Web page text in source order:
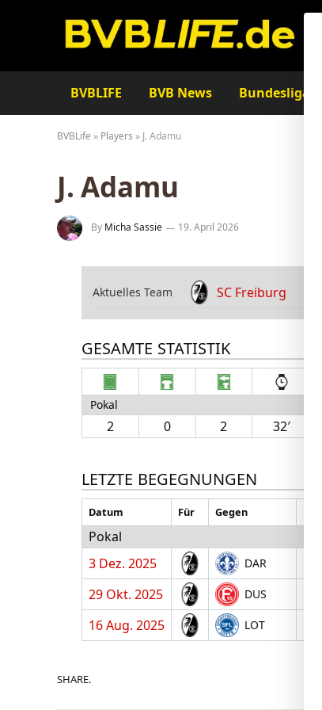
BVBLIFE BVB News Bundesliga
BVBLife » Players » J. Adamu
J. Adamu
By Micha Sassie 19. April 2026
Aktuelles Team SC Freiburg
GESAMTE STATISTIK
Pokal
2 0 2 32′
LETZTE BEGEGNUNGEN
Datum Für Gegen
Pokal
3 Dez. 2025
DAR
29 Okt. 2025
DUS
16 Aug. 2025
LOT
SHARE.